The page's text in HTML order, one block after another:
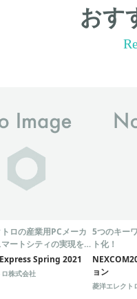
おす
ロの産業用PCメーカ
ートシティの実現を掲
Express
』
Spring 2021
株式会社
5つのキー
ト化！
ョン
菱洋エレクト